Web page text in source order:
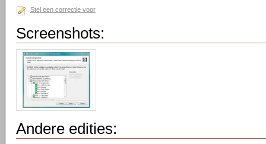
Stel een correctie voor
Screenshots:
Andere edities: